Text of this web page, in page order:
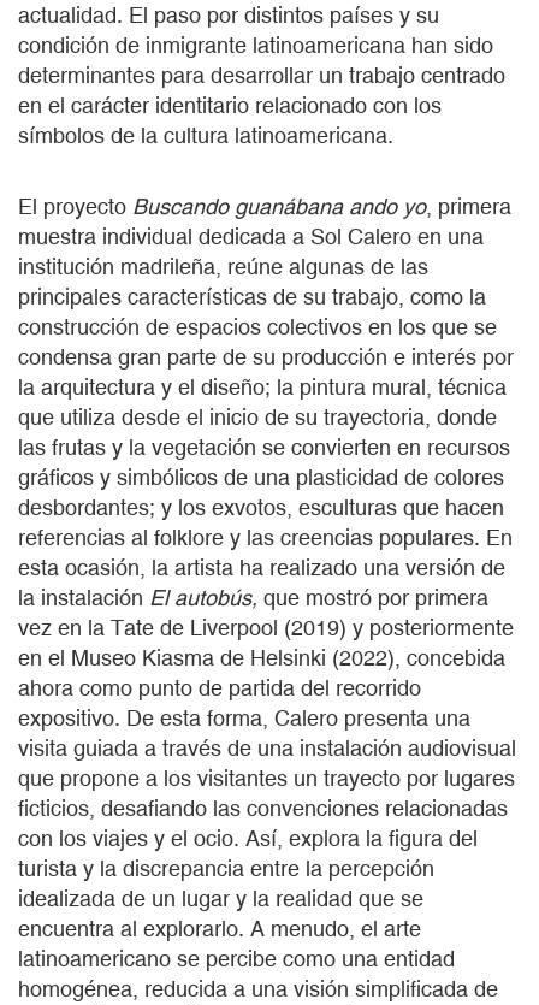
actualidad. El paso por distintos países y su
condición de inmigrante latinoamericana han sido
determinantes para desarrollar un trabajo centrado
en el carácter identitario relacionado con los
símbolos de la cultura latinoamericana.
El proyecto Buscando guanábana ando yo, primera
muestra individual dedicada a Sol Calero en una
institución madrileña, reúne algunas de las
principales características de su trabajo, como la
construcción de espacios colectivos en los que se
condensa gran parte de su producción e interés por
la arquitectura y el diseño; la pintura mural, técnica
que utiliza desde el inicio de su trayectoria, donde
las frutas y la vegetación se convierten en recursos
gráficos y simbólicos de una plasticidad de colores
desbordantes; y los exvotos, esculturas que hacen
referencias al folklore y las creencias populares. En
esta ocasión, la artista ha realizado una versión de
la instalación El autobús, que mostró por primera
vez en la Tate de Liverpool (2019) y posteriormente
en el Museo Kiasma de Helsinki (2022), concebida
ahora como punto de partida del recorrido
expositivo. De esta forma, Calero presenta una
visita guiada a través de una instalación audiovisual
que propone a los visitantes un trayecto por lugares
ficticios, desafiando las convenciones relacionadas
con los viajes y el ocio. Así, explora la figura del
turista y la discrepancia entre la percepción
idealizada de un lugar y la realidad que se
encuentra al explorarlo. A menudo, el arte
latinoamericano se percibe como una entidad
homogénea, reducida a una visión simplificada de